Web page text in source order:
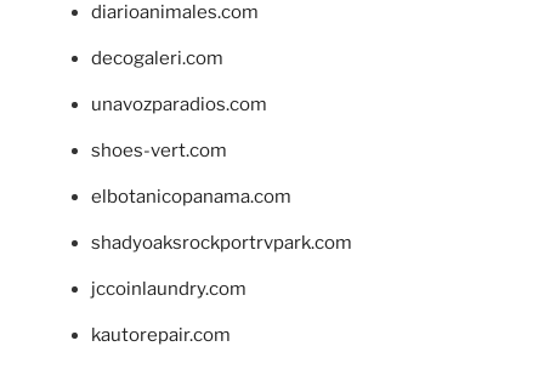
diarioanimales.com
decogaleri.com
unavozparadios.com
shoes-vert.com
elbotanicopanama.com
shadyoaksrockportrvpark.com
jccoinlaundry.com
kautorepair.com